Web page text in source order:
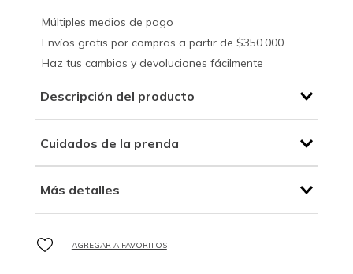
Múltiples medios de pago
Envíos gratis por compras a partir de $350.000
Haz tus cambios y devoluciones fácilmente
Descripción del producto
Cuidados de la prenda
Más detalles